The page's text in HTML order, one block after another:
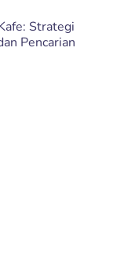
Strategi
Pencarian